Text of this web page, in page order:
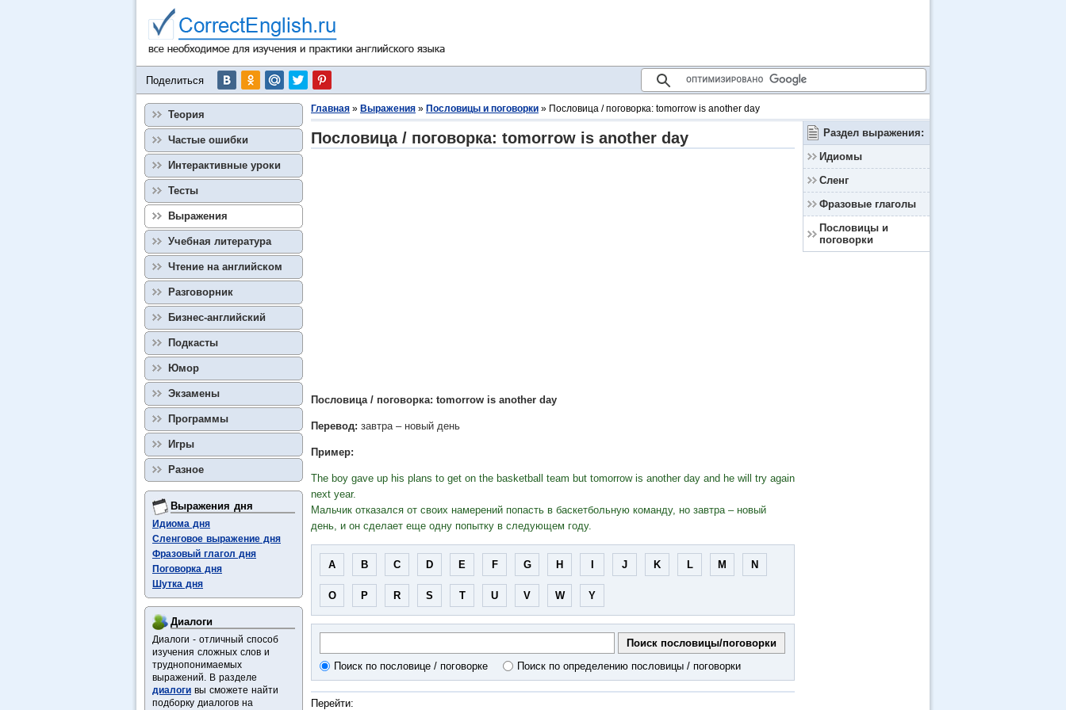
Поделиться
Главная » Выражения » Пословицы и поговорки » Пословица / поговорка: tomorrow is another day
Раздел выражения:
Идиомы
Сленг
Фразовые глаголы
Пословицы и
поговорки
Пословица / поговорка: tomorrow is another day
Пословица / поговорка: tomorrow is another day
Перевод: завтра – новый день
Пример:
The boy gave up his plans to get on the basketball team but tomorrow is another day and he will try again
next year.
Мальчик отказался от своих намерений попасть в баскетбольную команду, но завтра – новый
день, и он сделает еще одну попытку в следующем году.
A B C D E F G H J K L M N
O P R S T U V W Y
Поиск по пословице / поговорке Поиск по определению пословицы / поговорки
Перейти:
Теория
Частые ошибки
Интерактивные уроки
Тесты
Выражения
Учебная литература
Чтение на английском
Разговорник
Бизнес-английский
Подкасты
Юмор
Экзамены
Программы
Игры
Разное
Выражения дня
Идиома дня
Сленговое выражение дня
Фразовый глагол дня
Поговорка дня
Шутка дня
Диалоги
Диалоги - отличный способ
изучения сложных слов и
труднопонимаемых
выражений. В разделе
диалоги вы сможете найти
подборку диалогов на